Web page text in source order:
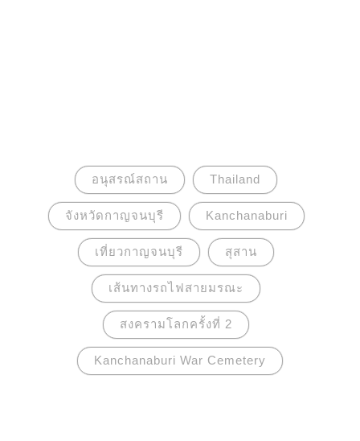
อนุสรณ์สถาน Thailand
จังหวัดกาญจนบุรี Kanchanaburi
เที่ยวกาญจนบุรี สุสาน
เส้นทางรถไฟสายมรณะ
สงครามโลกครั้งที่ 2
Kanchanaburi War Cemetery